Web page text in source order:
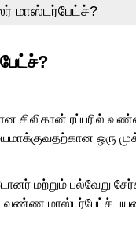
மாஸ்டர்பேட்ச்?
சிலிகான் ரப்பரில்
ஒரு
டோனர் மற்றும்
வண்ண மாஸ்டர்பேட்ச்